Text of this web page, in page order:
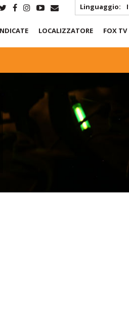
Linguaggio:
LOCALIZZATORE FOX TV